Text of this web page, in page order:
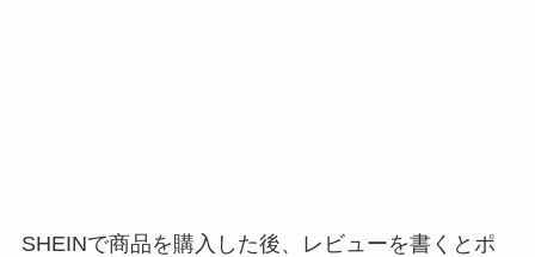
SHEINで商品を購入した後、レビューを書くとポ